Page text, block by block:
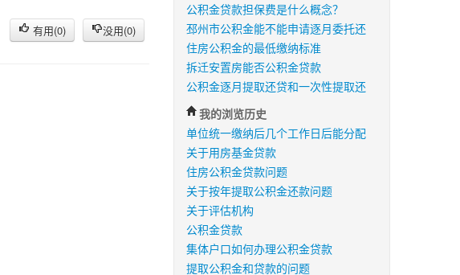
有用(0) 没用(0)
公积金贷款担保费是什么概念？
邳州市公积金能不能申请逐月委托还
住房公积金的最低缴纳标准
拆迁安置房能否公积金贷款
公积金逐月提取还贷和一次性提取还
我的浏览历史
单位统一缴纳后几个工作日后能分配
关于用房基金贷款
住房公积金贷款问题
关于按年提取公积金还款问题
关于评估机构
公积金贷款
集体户口如何办理公积金贷款
提取公积金和贷款的问题